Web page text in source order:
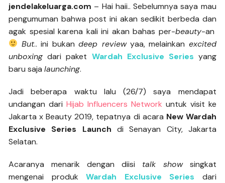
jendelakeluarga.com – Hai haii.. Sebelumnya saya mau
pengumuman bahwa post ini akan sedikit berbeda dan
agak spesial karena kali ini akan bahas per-beauty-an
But.. ini bukandeep reviewyaa, melainkan excited
unboxing dari paket Wardah Exclusive Series yang
baru sajalaunching.
Jadi beberapa waktu lalu (26/7) saya mendapat
undangan dariHijab Influencers Network untuk visit ke
Jakarta x Beauty 2019, tepatnya di acara New Wardah
Exclusive Series Launch di Senayan City, Jakarta
Selatan.
Acaranya menarik dengan diisi talk showsingkat
mengenai produkWardah Exclusive Series
dari